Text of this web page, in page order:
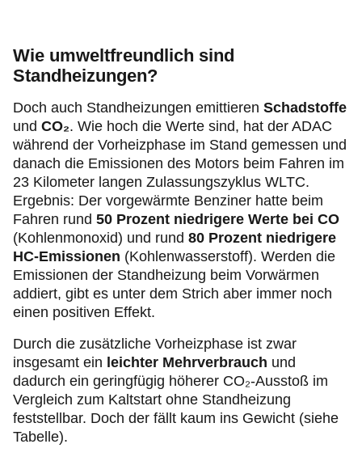
Wie umweltfreundlich sind
Standheizungen?
Doch auch Standheizungen emittieren Schadstoffe
und CO₂. Wie hoch die Werte sind, hat der ADAC
während der Vorheizphase im Stand gemessen und
danach die Emissionen des Motors beim Fahren im
23 Kilometer langen Zulassungszyklus WLTC.
Ergebnis: Der vorgewärmte Benziner hatte beim
Fahren rund 50 Prozent niedrigere Werte bei CO
(Kohlenmonoxid) und rund 80 Prozent niedrigere
HC-Emissionen (Kohlenwasserstoff). Werden die
Emissionen der Standheizung beim Vorwärmen
addiert, gibt es unter dem Strich aber immer noch
einen positiven Effekt.
Durch die zusätzliche Vorheizphase ist zwar
insgesamt ein leichter Mehrverbrauch und
dadurch ein geringfügig höherer CO₂-Ausstoß im
Vergleich zum Kaltstart ohne Standheizung
feststellbar. Doch der fällt kaum ins Gewicht (siehe
Tabelle).